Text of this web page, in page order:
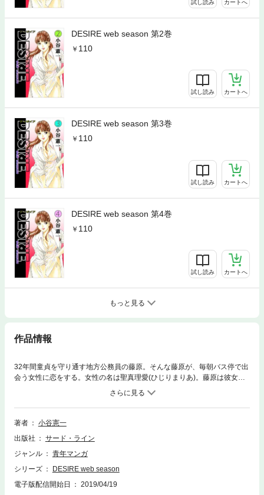
試し読み カートへ
DESIRE web season 第2巻
110
試し読み カートへ
DESIRE web season 第3巻
110
試し読み カートへ
DESIRE web season 第4巻
110
試し読み カートへ
もっと見る
作品情報
32年間童貞を守り通す地方公務員の藤原。そんな藤原が、毎朝バス停で出
会う女性に恋をする。女性の名は聖真理愛(ひじりまりあ)。藤原は彼女の
落し物の中から不審な錠剤を発見する。興味本位で口にする藤原。する
と、とたんに下半身が猛烈に熱くなり、真里愛の淫らな姿態が脳内をかけ
めぐりだした……。
著者
小谷憲一
出版社
サード・ライン
ジャンル
青年マンガ
シリーズ
DESIRE web season
電子版配信開始日
2019/04/19